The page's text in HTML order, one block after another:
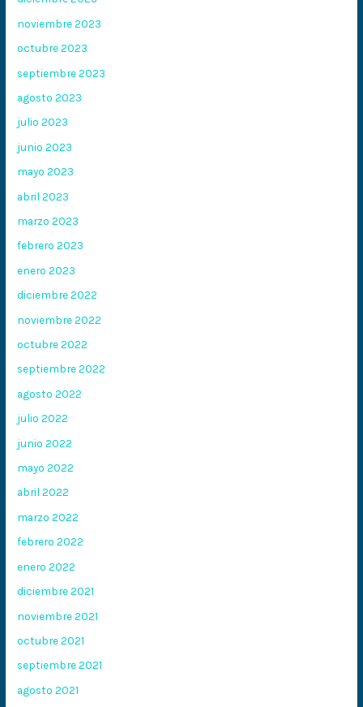
noviembre 2023
octubre 2023
septiembre 2023
agosto 2023
julio 2023
junio 2023
mayo 2023
abril 2023
marzo 2023
febrero 2023
enero 2023
diciembre 2022
noviembre 2022
octubre 2022
septiembre 2022
agosto 2022
julio 2022
junio 2022
mayo 2022
abril 2022
marzo 2022
febrero 2022
enero 2022
diciembre 2021
noviembre 2021
octubre 2021
septiembre 2021
agosto 2021